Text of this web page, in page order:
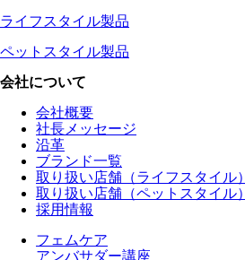
ライフスタイル製品
ペットスタイル製品
会社について
会社概要
社長メッセージ
沿革
ブランド一覧
取り扱い店舗（ライフスタイル）
取り扱い店舗（ペットスタイル）
採用情報
フェムケア
アンバサダー講座